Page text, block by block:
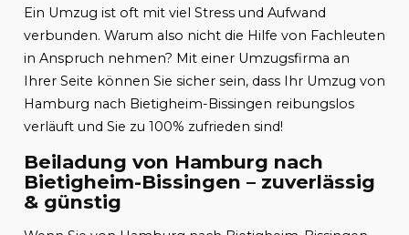
Ein Umzug ist oft mit viel Stress und Aufwand
verbunden. Warum also nicht die Hilfe von Fachleuten
in Anspruch nehmen? Mit einer Umzugsfirma an
Ihrer Seite können Sie sicher sein, dass Ihr Umzug von
Hamburg nach Bietigheim-Bissingen reibungslos
verläuft und Sie zu 100% zufrieden sind!
Beiladung von Hamburg nach
Bietigheim-Bissingen – zuverlässig
& günstig